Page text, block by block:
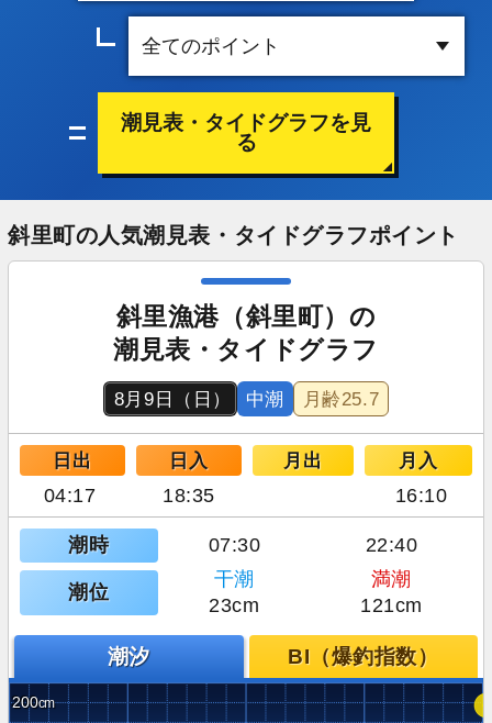
潮見表・タイドグラフを見
る
斜里町の人気潮見表・タイドグラフポイント
斜里漁港（斜里町）の
潮見表・タイドグラフ
8月9日（日） 中潮 月齢25.7
日出 日入 月出 月入
04:17 18:35 16:10
潮時 07:30 22:40
潮位
干潮
満潮
23cm
121cm
潮汐 BI（爆釣指数）
200